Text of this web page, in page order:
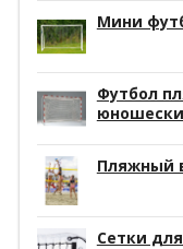
Мини
Футбол
Пляжный
Сетки